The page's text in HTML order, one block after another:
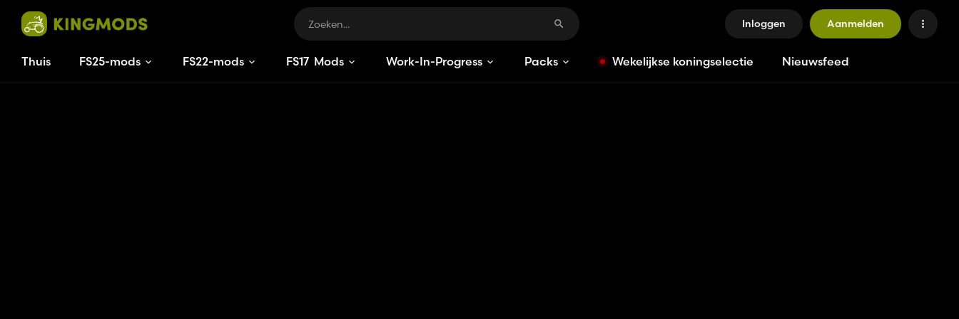
Inloggen Aanmelden
Thuis FS25-mods FS22-mods FS17 Mods Work-In-Progress Packs Wekelijkse koningselectie Nieuwsfeed